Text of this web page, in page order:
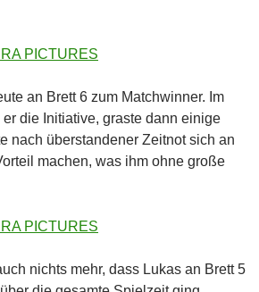
an Brett 6 zum Matchwinner. Im
die Initiative, graste dann einige
nach überstandener Zeitnot sich an
machen, was ihm ohne große
nichts mehr, dass Lukas an Brett 5